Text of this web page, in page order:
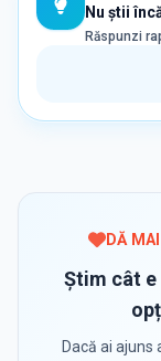
Nu știi
Răspunzi
DĂ
Știm cât e
Dacă ai ajuns